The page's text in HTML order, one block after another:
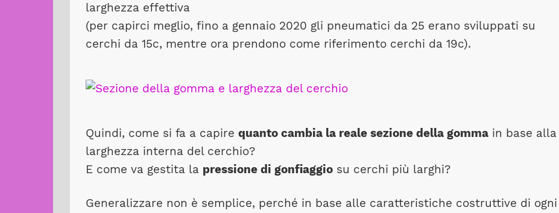
larghezza effettiva
(per capirci meglio, fino a gennaio 2020 gli pneumatici da 25 erano sviluppati su
cerchi da 15c, mentre ora prendono come riferimento cerchi da 19c).
Quindi, come si fa a capire quanto cambia la reale sezione della gomma in base alla
larghezza interna del cerchio?
E come va gestita la pressione di gonfiaggio su cerchi più larghi?
Generalizzare non è semplice, perché in base alle caratteristiche costruttive di ogni